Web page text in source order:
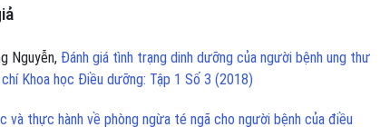
Nguyễn, Đánh giá tình trạng dinh dưỡng của người bệnh ung thư
chí Khoa học Điều dưỡng: Tập 1 Số 3 (2018)
và thực hành về phòng ngừa té ngã cho người bệnh của điều